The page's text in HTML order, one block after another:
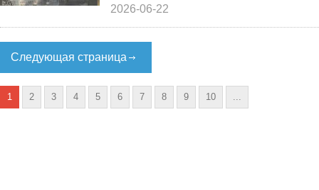
2026-06-22
Следующая страница
1 2 3 4 5 6 7 8 9 10 ...